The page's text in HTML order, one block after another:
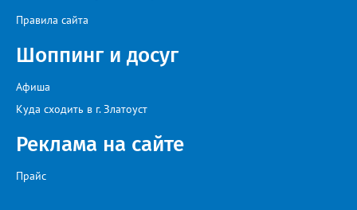
Правила сайта
Шоппинг и досуг
Афиша
Куда сходить в г. Златоуст
Реклама на сайте
Прайс